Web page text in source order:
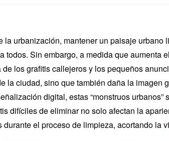
la urbanización, mantener un paisaje urbano
todos. Sin embargo, a medida que aumenta
los grafitis callejeros y los pequeños
la ciudad, sino que también daña la
digital, estas “monstruos
difíciles de eliminar no solo afectan la
durante el proceso de limpieza, acortando la